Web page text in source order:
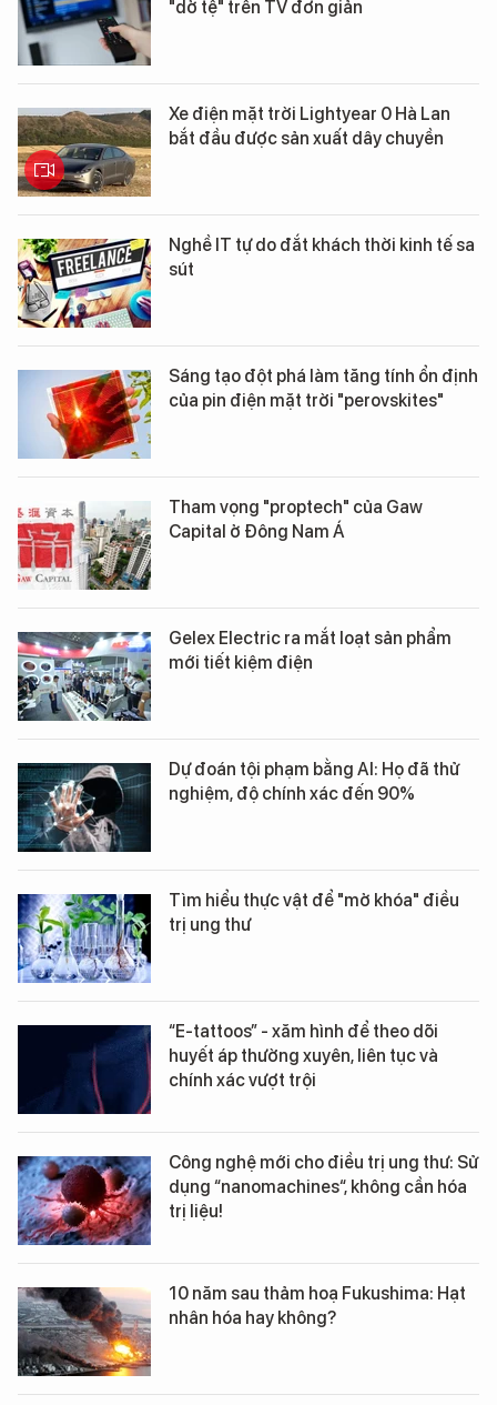
"dở tệ" trên TV đơn giản
Xe điện mặt trời Lightyear 0 Hà Lan
bắt đầu được sản xuất dây chuyền
Nghề IT tự do đắt khách thời kinh tế sa
sút
Sáng tạo đột phá làm tăng tính ổn định
của pin điện mặt trời "perovskites"
Tham vọng "proptech" của Gaw
Capital ở Đông Nam Á
Gelex Electric ra mắt loạt sản phẩm
mới tiết kiệm điện
Dự đoán tội phạm bằng AI: Họ đã thử
nghiệm, độ chính xác đến 90%
Tìm hiểu thực vật để "mở khóa" điều
trị ung thư
“E-tattoos” - xăm hình để theo dõi
huyết áp thường xuyên, liên tục và
chính xác vượt trội
Công nghệ mới cho điều trị ung thư: Sử
dụng “nanomachines“, không cần hóa
trị liệu!
10 năm sau thảm hoạ Fukushima: Hạt
nhân hóa hay không?